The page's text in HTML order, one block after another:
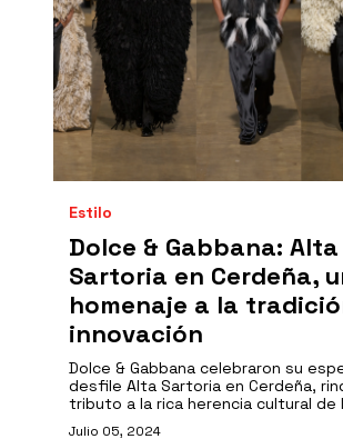
Estilo
Dolce & Gabbana: Alta
Sartoria en Cerdeña,
homenaje a la
innovación
Dolce & Gabbana celebraron su
desfile Alta Sartoria en Cerdeña,
tributo a la rica herencia cultural de
Julio 05, 2024